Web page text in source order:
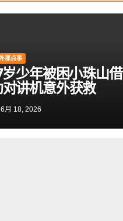
那点事
岁少年被困小珠山借
讲机意外获救
6月 18, 2026